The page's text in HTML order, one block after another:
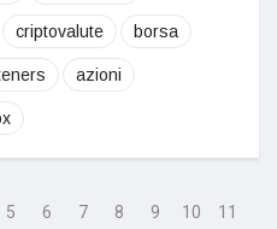
criptovalute borsa
azioni
5 6 7 8 9 10
11